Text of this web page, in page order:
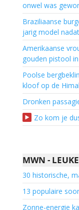
onwel was
Braziliaanse
jarig model
Amerikaanse
gouden pistool
Poolse
kloof op de
Dronken
Zo kom je
MWN -
30 historische,
13 populaire
Zonne-energie